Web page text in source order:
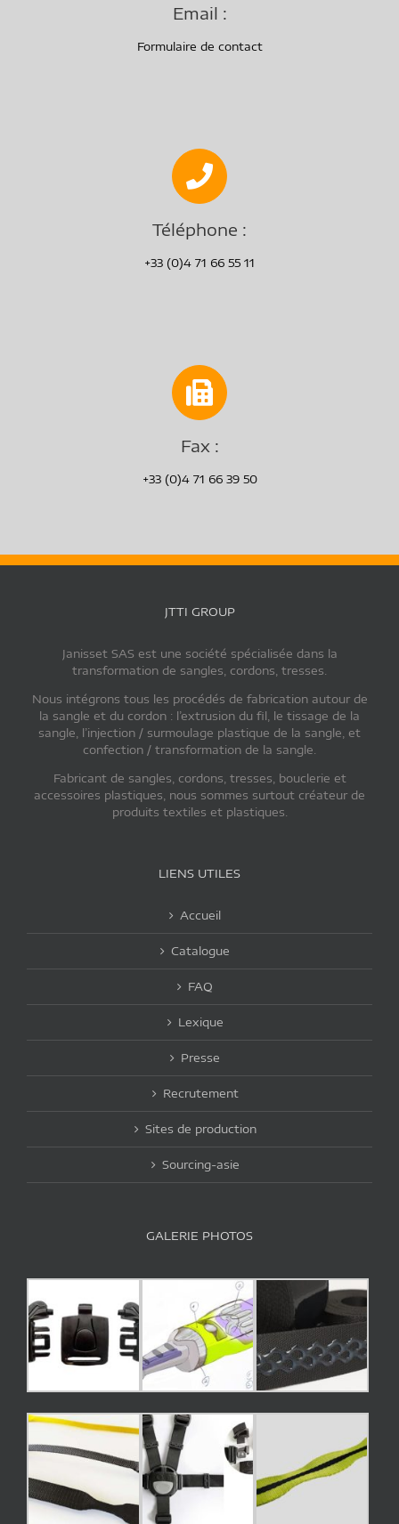
Email :
Formulaire de contact
Téléphone :
+33 (0)4 71 66 55 11
Fax :
+33 (0)4 71 66 39 50
JTTI GROUP
Janisset SAS est une société spécialisée dans la
transformation de sangles, cordons, tresses.
Nous intégrons tous les procédés de fabrication autour de
la sangle et du cordon : l’extrusion du fil, le tissage de la
sangle, l’injection / surmoulage plastique de la sangle, et
confection / transformation de la sangle.
Fabricant de sangles, cordons, tresses, bouclerie et
accessoires plastiques, nous sommes surtout créateur de
produits textiles et plastiques.
LIENS UTILES
Accueil
Catalogue
FAQ
Lexique
Presse
Recrutement
Sites de production
Sourcing-asie
GALERIE PHOTOS